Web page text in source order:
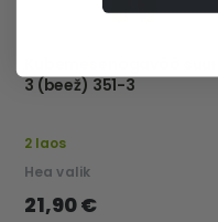
3 (beež) 351-3
2 laos
Hea valik
21,90 €